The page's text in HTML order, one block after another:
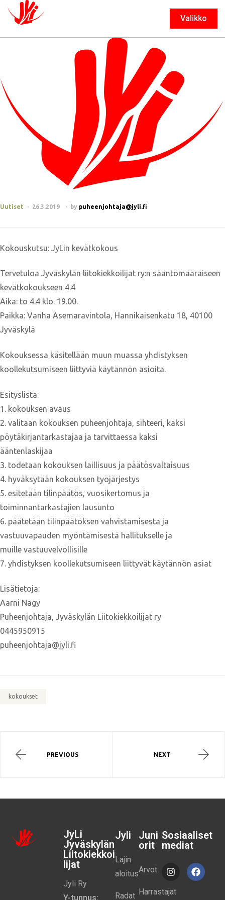
Valikko
Sulje
Uutiset 26.3.2019 by puheenjohtaja@jyli.fi
Kokouskutsu: JyLin kevätkokous
Tervetuloa Jyväskylän liitokiekkoilijat ry:n sääntömääräiseen
kevätkokoukseen 4.4
Aika: to 4.4 klo. 19.00.
Paikka: Vanha Asemaravintola, Hannikaisenkatu 18, 40100
Jyväskylä
Kokouksessa käsitellään muun muassa yhdistyksen
koollekutsumiseen liittyviä käytännön asioita.
Esityslista:
1. kokouksen avaus
2. valitaan kokouksen puheenjohtaja, sihteeri, kaksi
pöytäkirjantarkastajaa ja tarvittaessa kaksi
ääntenlaskijaa
3. todetaan kokouksen laillisuus ja päätösvaltaisuus
4. hyväksytään kokouksen työjärjestys
5. esitetään tilinpäätös, vuosikertomus ja
toiminnantarkastajien lausunto
6. päätetään tilinpäätöksen vahvistamisesta ja
vastuuvapauden myöntämisestä hallitukselle ja
muille vastuuvelvollisille
7. yhdistyksen koollekutsumiseen liittyvät käytännön asiat
Lisätietoja:
Aarni Nagy
Puheenjohtaja, Jyväskylän Liitokiekkoilijat ry
0445950915
puheenjohtaja@jyli.fi
kokoukset
PREVIOUS NEXT
JyLi
Jyväskylän
Liitokiekkoi
lijat
Jyli Ry
Y-tunnus:
Jyli
Lajin
aloitus
Radat
Juni
orit
Arvot
Harrastajat
Sosiaaliset
mediat